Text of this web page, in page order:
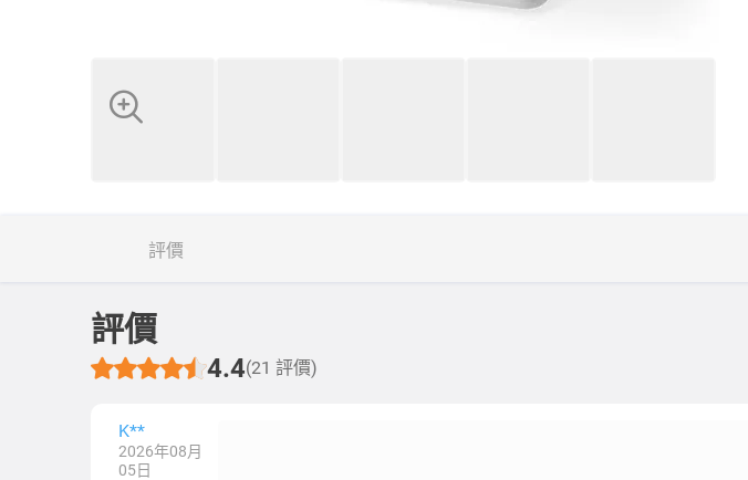
評價
評價
4.4(21 評價)
K**
2026年08月
05日